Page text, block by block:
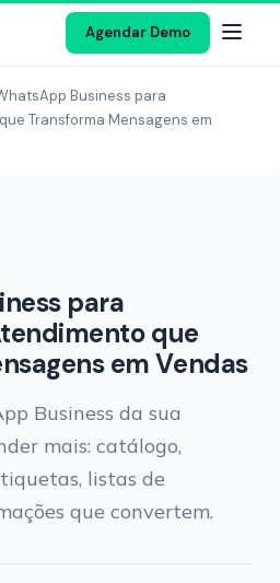
Agendar Demo
Business para
Transforma Mensagens em
para
que
em Vendas
Business da sua
mais: catálogo,
listas de
que convertem.